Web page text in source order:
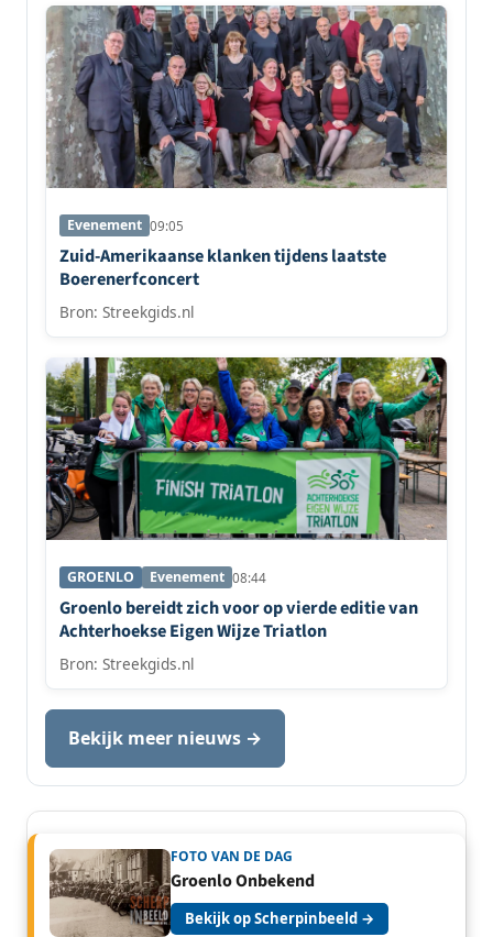
Evenement 09:05
Zuid-Amerikaanse klanken tijdens laatste
Boerenerfconcert
Bron: Streekgids.nl
GROENLO Evenement 08:44
Groenlo bereidt zich voor op vierde editie van
Achterhoekse Eigen Wijze Triatlon
Bron: Streekgids.nl
Bekijk meer nieuws →
FOTO VAN DE DAG
Groenlo Onbekend
Bekijk op Scherpinbeeld →